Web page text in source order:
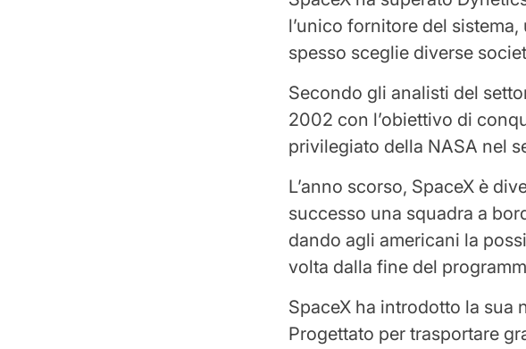
l’unico fornitore del
spesso sceglie diverse
Secondo gli analisti del
2002 con l’obiettivo di
privilegiato della NASA nel
L’anno scorso, SpaceX è
successo una squadra a
dando agli americani la
volta dalla fine del
SpaceX ha introdotto la
Progettato per trasportare